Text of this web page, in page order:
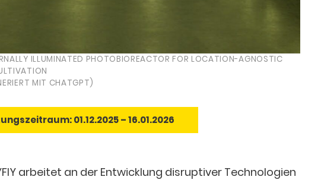
ILLUMINATED PHOTOBIOREACTOR FOR LOCATION-AGNOSTIC
MIT CHATGPT)
01.12.2025 – 16.01.2026
arbeitet an der Entwicklung disruptiver Technologien